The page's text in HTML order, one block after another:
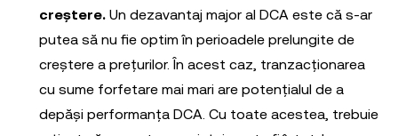
creștere. Un dezavantaj major al DCA este că s-ar
putea să nu fie optim în perioadele prelungite de
creștere a prețurilor. În acest caz, tranzacționarea
cu sume forfetare mai mari are potențialul de a
depăși performanța DCA. Cu toate acestea, trebuie